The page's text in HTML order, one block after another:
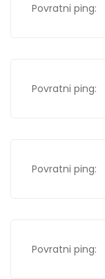
Povratni ping:
Povratni ping:
Povratni ping:
Povratni ping: